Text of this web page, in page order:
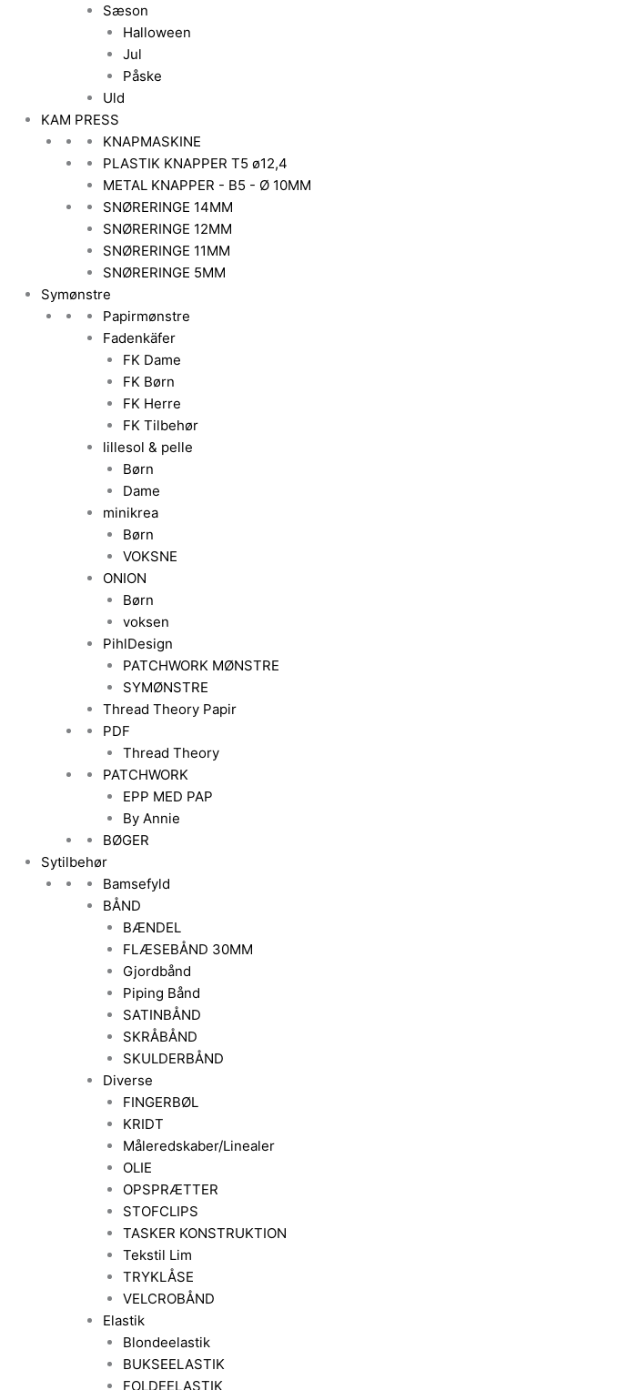
Sæson
Halloween
Jul
Påske
Uld
KAM PRESS
KNAPMASKINE
PLASTIK KNAPPER T5 ø12,4
METAL KNAPPER - B5 - Ø 10MM
SNØRERINGE 14MM
SNØRERINGE 12MM
SNØRERINGE 11MM
SNØRERINGE 5MM
Symønstre
Papirmønstre
Fadenkäfer
FK Dame
FK Børn
FK Herre
FK Tilbehør
lillesol & pelle
Børn
Dame
minikrea
Børn
VOKSNE
ONION
Børn
voksen
PihlDesign
PATCHWORK MØNSTRE
SYMØNSTRE
Thread Theory Papir
PDF
Thread Theory
PATCHWORK
EPP MED PAP
By Annie
BØGER
Sytilbehør
Bamsefyld
BÅND
BÆNDEL
FLÆSEBÅND 30MM
Gjordbånd
Piping Bånd
SATINBÅND
SKRÅBÅND
SKULDERBÅND
Diverse
FINGERBØL
KRIDT
Måleredskaber/Linealer
OLIE
OPSPRÆTTER
STOFCLIPS
TASKER KONSTRUKTION
Tekstil Lim
TRYKLÅSE
VELCROBÅND
Elastik
Blondeelastik
BUKSEELASTIK
FOLDEELASTIK